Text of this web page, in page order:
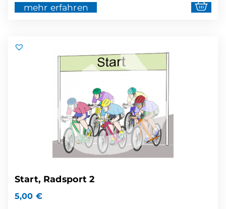
mehr erfahren
Start, Radsport 2
5,00 €